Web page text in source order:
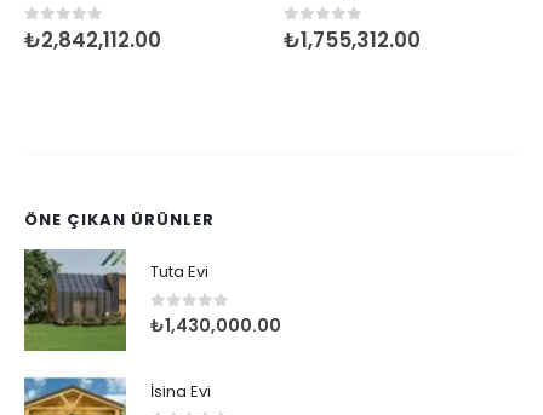
0 5 üzerinden
₺2,842,112.00 0 5 üzerinden
₺1,755,312.00
ÖNE ÇIKAN ÜRÜNLER
Tuta Evi
0 5 üzerinden
₺1,430,000.00
İsina Evi